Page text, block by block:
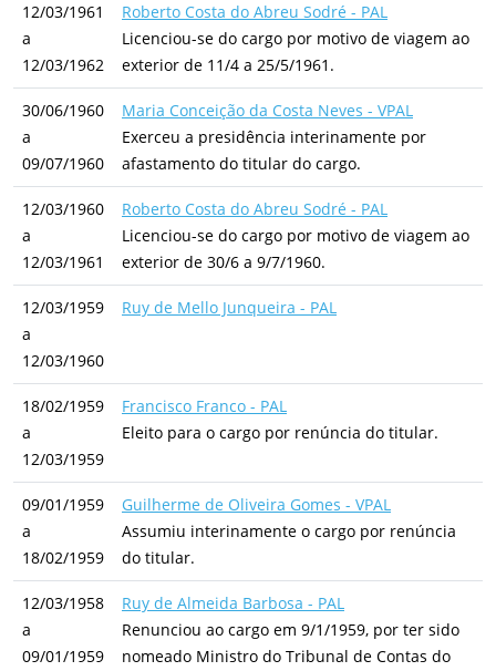
12/03/1961
a
12/03/1962
Roberto Costa do Abreu Sodré - PAL
Licenciou-se do cargo por motivo de viagem ao
exterior de 11/4 a 25/5/1961.
30/06/1960
a
09/07/1960
Maria Conceição da Costa Neves - VPAL
Exerceu a presidência interinamente por
afastamento do titular do cargo.
12/03/1960
a
12/03/1961
Roberto Costa do Abreu Sodré - PAL
Licenciou-se do cargo por motivo de viagem ao
exterior de 30/6 a 9/7/1960.
12/03/1959
a
12/03/1960
Ruy de Mello Junqueira - PAL
18/02/1959
a
12/03/1959
Francisco Franco - PAL
Eleito para o cargo por renúncia do titular.
09/01/1959
a
18/02/1959
Guilherme de Oliveira Gomes - VPAL
Assumiu interinamente o cargo por renúncia
do titular.
12/03/1958
a
09/01/1959
Ruy de Almeida Barbosa - PAL
Renunciou ao cargo em 9/1/1959, por ter sido
nomeado Ministro do Tribunal de Contas do